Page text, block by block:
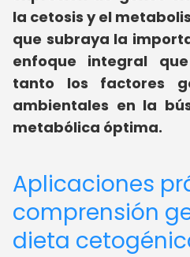
la cetosis y el
que subraya la
enfoque integral
tanto los factores
ambientales en la
metabólica óptima.
Aplicaciones
comprensión
dieta